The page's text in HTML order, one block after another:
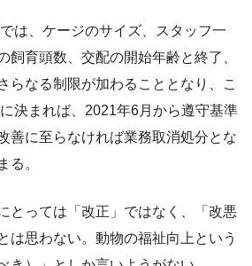
は、ケージのサイズ、スタッフ一
飼育頭数、交配の開始年齢と終了、
らなる制限が加わることとなり、こ
決まれば、2021年6月から遵守基準
善に至らなければ業務取消処分とな
る。
とっては「改正」ではなく、「改悪
は思わない。動物の福祉向上という